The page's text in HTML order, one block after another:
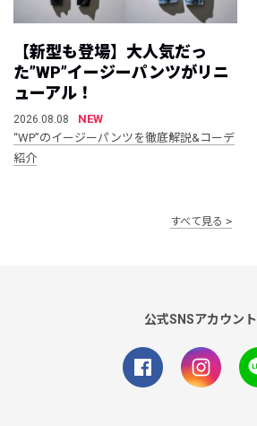
【新型も登場】大人気だっ
た”WP”イージーパンツがリニ
ューアル！
2026.08.08
NEW
“WP”のイージーパンツを徹底解説&コーデ
紹介
すべて見る
公式SNSアカウント